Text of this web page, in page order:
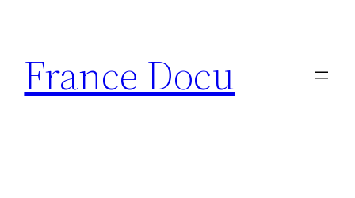
contenu
France Docu